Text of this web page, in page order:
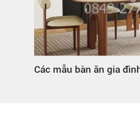
Mẫu mã bàn ăn gia đình